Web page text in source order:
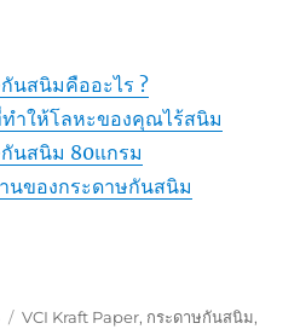
นสนิมคืออะไร ?
ำให้โลหะของคุณไร้สนิม
นสนิม 80แกรม
นของกระดาษกันสนิม
Tags
VCI Kraft Paper, กระดาษกันสนิม,